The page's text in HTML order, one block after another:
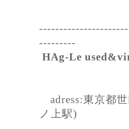
---------
HAg-Le
adress:東京都
ノ上駅)